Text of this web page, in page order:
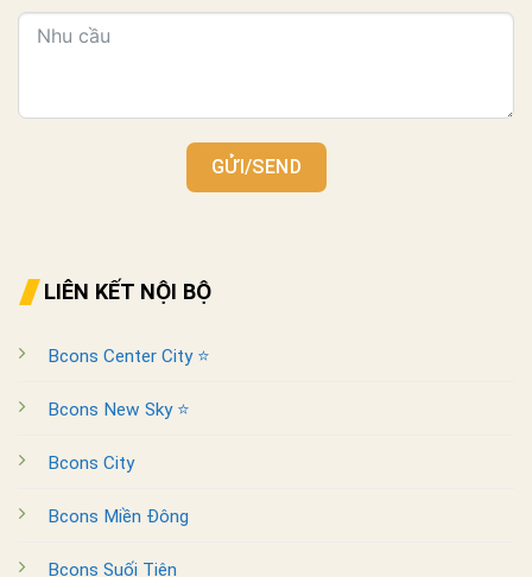
GỬI/SEND
LIÊN KẾT NỘI BỘ
Bcons Center City ⭐
Bcons New Sky ⭐
Bcons City
Bcons Miền Đông
Bcons Suối Tiên